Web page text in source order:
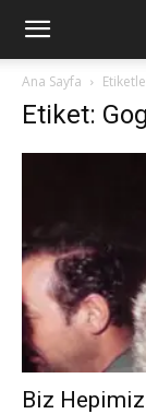
Ana Sayfa
Etiket:
Biz